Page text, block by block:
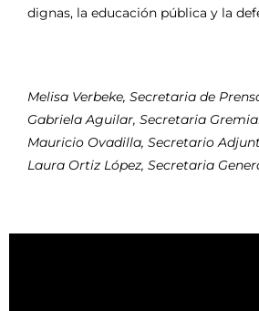
dignas, la educación pública y la
Melisa Verbeke, Secretaria de
Gabriela Aguilar, Secretaria
Mauricio Ovadilla, Secretario
Laura Ortiz López, Secretaria